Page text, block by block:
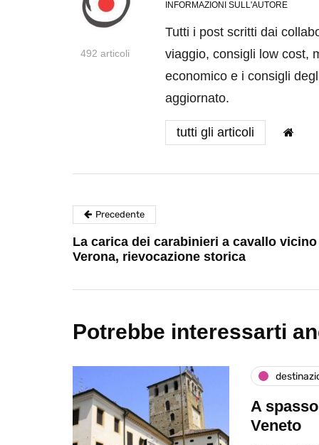
492 articoli
INFORMAZIONI SULL'AUTORE
Tutti i post scritti dai
viaggio, consigli low cost,
economico e i consigli
aggiornato.
tutti gli articoli
Precedente
La carica dei carabinieri a cavallo vicino
Verona, rievocazione storica
Potrebbe interessarti
A
Veneto